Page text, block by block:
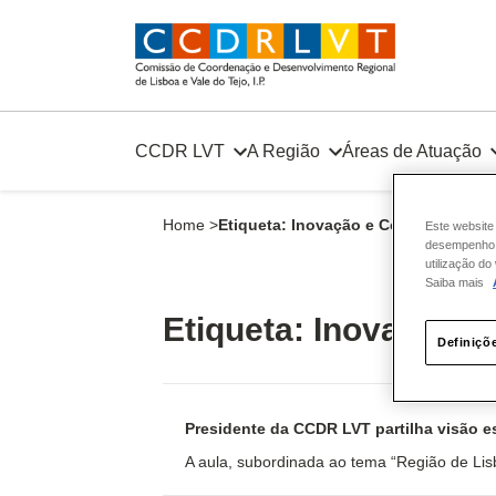
CCDR LVT A Região Áreas de Atuação
Home >Etiqueta: Inovação e
Etiqueta: Inovação
Presidente da CCDR LVT partilha visão
A aula, subordinada ao tema “Região de
Este
utilização do
Saiba mais